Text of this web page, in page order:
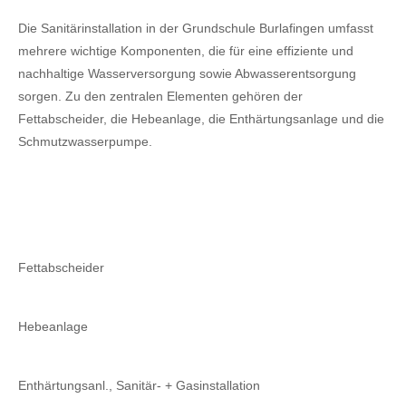
Die Sanitärinstallation in der Grundschule Burlafingen umfasst
mehrere wichtige Komponenten, die für eine effiziente und
nachhaltige Wasserversorgung sowie Abwasserentsorgung
sorgen. Zu den zentralen Elementen gehören der
Fettabscheider, die Hebeanlage, die Enthärtungsanlage und die
Schmutzwasserpumpe.
Fettabscheider
Hebeanlage
Enthärtungsanl., Sanitär- + Gasinstallation